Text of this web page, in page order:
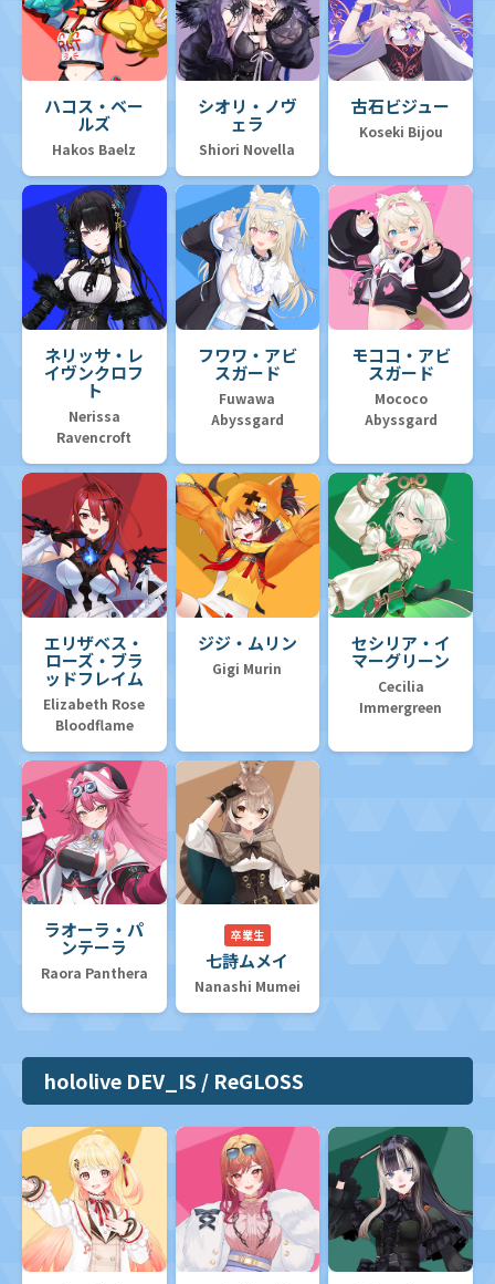
ハコス・ベー
ルズ
Hakos Baelz
シオリ・ノヴ
ェラ
Shiori Novella
古石ビジュー
Koseki Bijou
ネリッサ・レ
イヴンクロフ
ト
Nerissa
Ravencroft
フワワ・アビ
スガード
Fuwawa
Abyssgard
モココ・アビ
スガード
Mococo
Abyssgard
エリザベス・
ローズ・ブラ
ッドフレイム
Elizabeth Rose
Bloodflame
ジジ・ムリン
Gigi Murin
セシリア・イ
マーグリーン
Cecilia
Immergreen
ラオーラ・パ
ンテーラ
Raora Panthera
卒業生
七詩ムメイ
Nanashi Mumei
hololive DEV_IS / ReGLOSS